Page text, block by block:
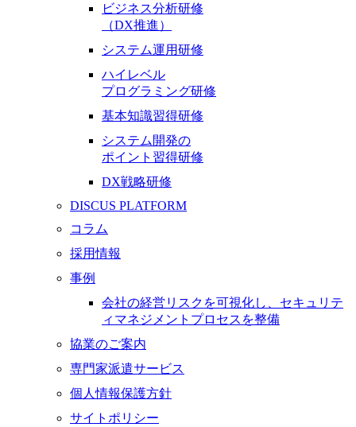
ビジネス分析研修
（DX推進）
システム運用研修
ハイレベル
プログラミング研修
基本知識習得研修
システム開発の
ポイント習得研修
DX戦略研修
DISCUS PLATFORM
コラム
採用情報
事例
会社の経営リスクを可視化し、セキュリテ
ィマネジメントプロセスを整備
協業のご案内
専門家派遣サービス
個人情報保護方針
サイトポリシー